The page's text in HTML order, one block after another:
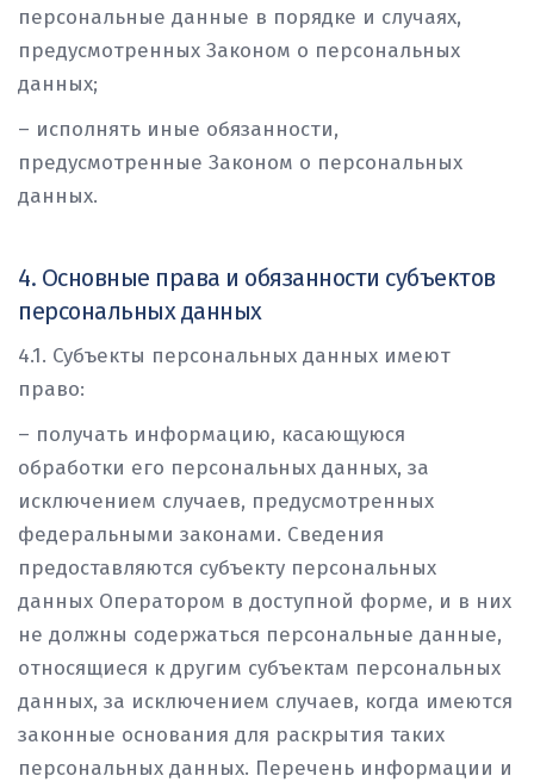
персональные данные в порядке и случаях,
предусмотренных Законом о персональных
данных;
– исполнять иные обязанности,
предусмотренные Законом о персональных
данных.
4. Основные права и обязанности субъектов
персональных данных
4.1. Субъекты персональных данных имеют
право:
– получать информацию, касающуюся
обработки его персональных данных, за
исключением случаев, предусмотренных
федеральными законами. Сведения
предоставляются субъекту персональных
данных Оператором в доступной форме, и в них
не должны содержаться персональные данные,
относящиеся к другим субъектам персональных
данных, за исключением случаев, когда имеются
законные основания для раскрытия таких
персональных данных. Перечень информации и